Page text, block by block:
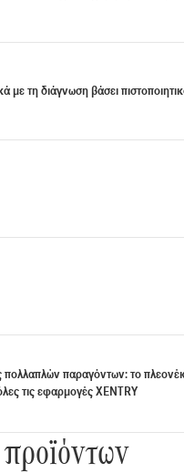
με τη διάγνωση βάσει
πολλαπλών παραγόντων: το
τις εφαρμογές XENTRY